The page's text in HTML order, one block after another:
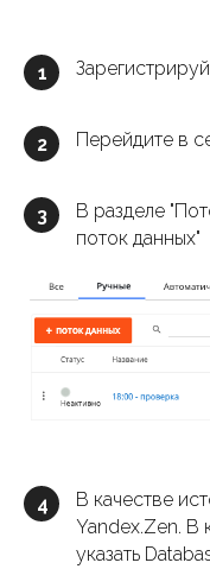
1
2 Перейдите в
3
В разделе
поток данных"
4
В качестве
Yandex.Zen. В
указать